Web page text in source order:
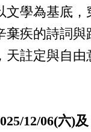
文學為基底，
棄疾的詩詞與
天註定與自由
12/06(六)及